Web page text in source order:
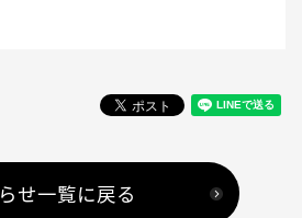
せ一覧に戻る